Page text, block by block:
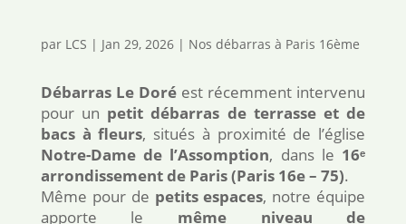
par LCS | Jan 29, 2026| Nos débarras à Paris 16ème
Débarras Le Doréest récemment intervenu
pour un petit débarras de terrasse et de
bacs à fleurs, situés à proximité de l’église
Notre-Dame de l’Assomption, dans le 16ᵉ
arrondissement de Paris(Paris 16e – 75).
Même pour de petits espaces, notre équipe
apporte le même niveau de